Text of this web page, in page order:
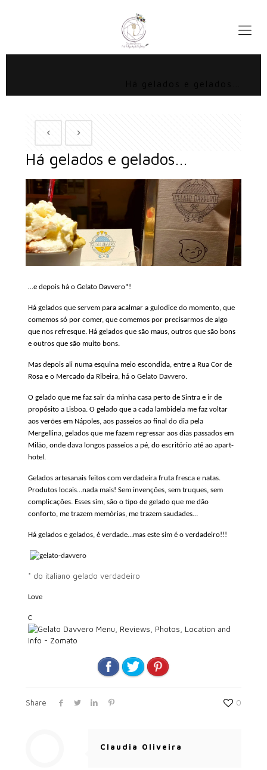
Há gelados e gelados…
…e depois há o Gelato Davvero*!
Há gelados que servem para acalmar a gulodice do momento, que
comemos só por comer, que comemos por precisarmos de algo
que nos refresque. Há gelados que são maus, outros que são bons
e outros que são muito bons.
Mas depois ali numa esquina meio escondida, entre a Rua Cor de
Rosa e o Mercado da Ribeira, há o Gelato Davvero.
O gelado que me faz sair da minha casa perto de Sintra e ir de
propósito a Lisboa. O gelado que a cada lambidela me faz voltar
aos verões em Nápoles, aos passeios ao final do dia pela
Mergellina, gelados que me fazem regressar aos dias passados em
Milão, onde dava longos passeios a pé, do escritório até ao apart-
hotel.
Gelados artesanais feitos com verdadeira fruta fresca e natas.
Produtos locais…nada mais! Sem invenções, sem truques, sem
complicações. Esses sim, são o tipo de gelado que me dão
conforto, me trazem memórias, me trazem saudades…
Há gelados e gelados, é verdade…mas este sim é o verdadeiro!!!
* do italiano gelado verdadeiro
Love
C
Share 0
Claudia Oliveira